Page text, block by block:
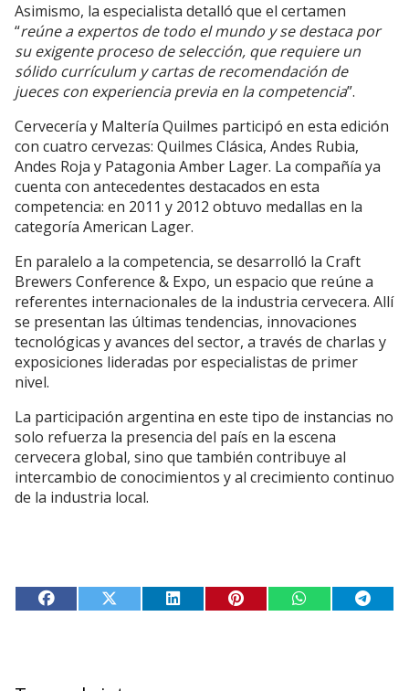
Asimismo, la especialista detalló que el certamen
“reúne a expertos de todo el mundo y se destaca por
su exigente proceso de selección, que requiere un
sólido currículum y cartas de recomendación de
jueces con experiencia previa en la competencia”.
Cervecería y Maltería Quilmes participó en esta edición
con cuatro cervezas: Quilmes Clásica, Andes Rubia,
Andes Roja y Patagonia Amber Lager. La compañía ya
cuenta con antecedentes destacados en esta
competencia: en 2011 y 2012 obtuvo medallas en la
categoría American Lager.
En paralelo a la competencia, se desarrolló la Craft
Brewers Conference & Expo, un espacio que reúne a
referentes internacionales de la industria cervecera. Allí
se presentan las últimas tendencias, innovaciones
tecnológicas y avances del sector, a través de charlas y
exposiciones lideradas por especialistas de primer
nivel.
La participación argentina en este tipo de instancias no
solo refuerza la presencia del país en la escena
cervecera global, sino que también contribuye al
intercambio de conocimientos y al crecimiento continuo
de la industria local.